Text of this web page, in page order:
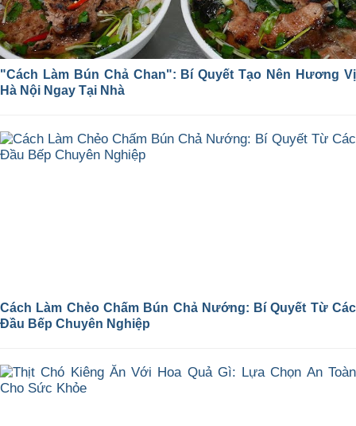
"Cách Làm Bún Chả Chan": Bí Quyết Tạo Nên Hương Vị
Hà Nội Ngay Tại Nhà
Cách Làm Chẻo Chấm Bún Chả Nướng: Bí Quyết Từ Các
Đầu Bếp Chuyên Nghiệp